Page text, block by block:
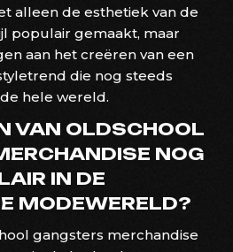
alleen de esthetiek van de
populair gemaakt, maar
aan het creëren van een
die nog steeds
hele wereld.
VAN OLDSCHOOL
NOG
IN DE
MODEWERELD?
gangsters merchandise